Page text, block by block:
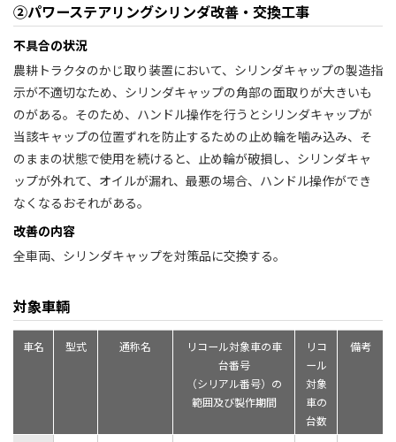
②パワーステアリングシリンダ改善・交換工事
不具合の状況
農耕トラクタのかじ取り装置において、シリンダキャップの製造指
示が不適切なため、シリンダキャップの角部の面取りが大きいも
のがある。そのため、ハンドル操作を行うとシリンダキャップが
当該キャップの位置ずれを防止するための止め輪を噛み込み、そ
のままの状態で使用を続けると、止め輪が破損し、シリンダキャ
ップが外れて、オイルが漏れ、最悪の場合、ハンドル操作ができ
なくなるおそれがある。
改善の内容
全車両、シリンダキャップを対策品に交換する。
対象車輌
車名 型式 通称名
リコール対象車の車
台番号
（シリアル番号）の
範囲及び製作期間
リコ
ール
対象
車の
台数
備考